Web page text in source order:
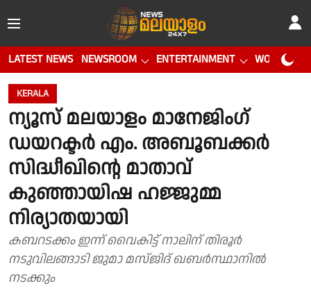
LATEST NEWS NEWSROOM ENTERTAINMENT WORLD CUP
KERALA
ന്യൂസ് മലയാളം മാനേജിംഗ്
ഡയറക്ടർ എം. അബൂബക്കർ
സിദ്ധീഖിൻ്റെ മാതാവ്
കുഞ്ഞായിഷ ഹജ്ജുമ്മ
നിര്യാതയായി
കബറടക്കം ഇന്ന് വൈകിട്ട് നാലിന് തിരൂർ
നടുവിലങ്ങാടി ജുമാ മസ്ജിദ് ഖബർസ്ഥാനിൽ
നടക്കും